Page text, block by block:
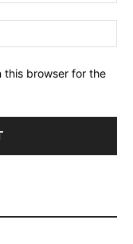
this browser for the